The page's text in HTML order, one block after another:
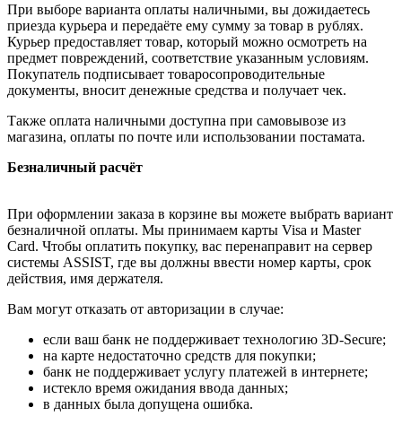
При выборе варианта оплаты наличными, вы дожидаетесь
приезда курьера и передаёте ему сумму за товар в рублях.
Курьер предоставляет товар, который можно осмотреть на
предмет повреждений, соответствие указанным условиям.
Покупатель подписывает товаросопроводительные
документы, вносит денежные средства и получает чек.
Также оплата наличными доступна при самовывозе из
магазина, оплаты по почте или использовании постамата.
Безналичный расчёт
При оформлении заказа в корзине вы можете выбрать вариант
безналичной оплаты. Мы принимаем карты Visa и Master
Card. Чтобы оплатить покупку, вас перенаправит на сервер
системы ASSIST, где вы должны ввести номер карты, срок
действия, имя держателя.
Вам могут отказать от авторизации в случае:
если ваш банк не поддерживает технологию 3D-Secure;
на карте недостаточно средств для покупки;
банк не поддерживает услугу платежей в интернете;
истекло время ожидания ввода данных;
в данных была допущена ошибка.